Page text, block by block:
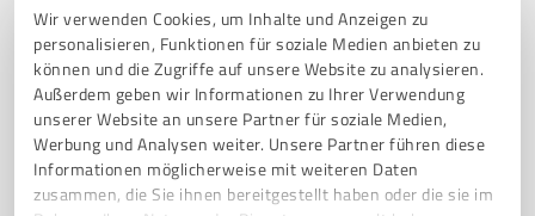
Wir verwenden Cookies, um Inhalte und Anzeigen zu
personalisieren, Funktionen für soziale Medien anbieten zu
können und die Zugriffe auf unsere Website zu analysieren.
Außerdem geben wir Informationen zu Ihrer Verwendung
unserer Website an unsere Partner für soziale Medien,
Werbung und Analysen weiter. Unsere Partner führen diese
Informationen möglicherweise mit weiteren Daten
zusammen, die Sie ihnen bereitgestellt haben oder die sie im
EINLAGERUNG REPARATURFINANZIERUNG
ZUBEHÖRFINANZIERUNG NEUWAGEN GEBRAUCHTWAGEN
VORFÜHRWAGEN TAGESZULASSUNG
JAHRESWAGEN TÜV EINZELABNAHMEN SONDERABNAHMEN
Illinger Straße 48, 66646 Marpingen - Urexweiler